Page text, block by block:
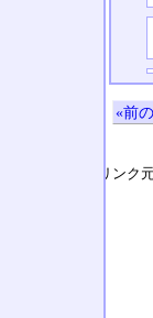
«前
↑の「本日のリンク